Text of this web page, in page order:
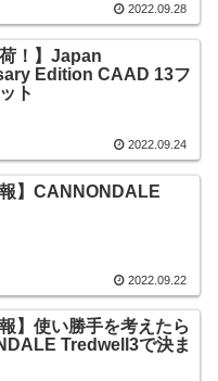
2022.09.28
荷！】Japan
Edition CAAD 13フ
ト
2022.09.24
報】CANNONDALE
2022.09.22
報】使い勝手を考えたら
Tredwell3で決ま